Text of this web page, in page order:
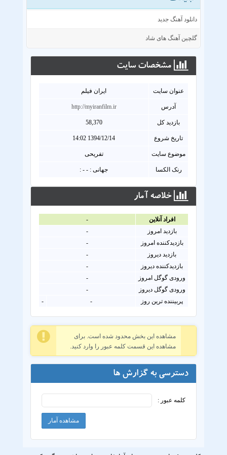
دانلود آهنگ جدید
گلچین آهنگ های شاد
مشخصات سايت
عنوان سايت ایران فیلم
آدرس http://myiranfilm.ir
بازدید کل 58,370
تاریخ شروع 1394/12/14 14:02
موضوع سایت تفریحی
رنک الکسا جهانی : - - :
خلاصه آمار
افراد آنلاين
-
بازدید امروز
-
بازدیدکننده امروز
-
بازدید دیروز
-
بازدیدکننده دیروز
-
ورودی گوگل امروز
-
ورودی گوگل دیروز
-
پربیننده ترین روز
-
-
مشاهده این بخش محدود شده است. برای
مشاهده این قسمت کلمه عبور را وارد کنید.
دسترسی به گزارش ها
کلمه عبور :